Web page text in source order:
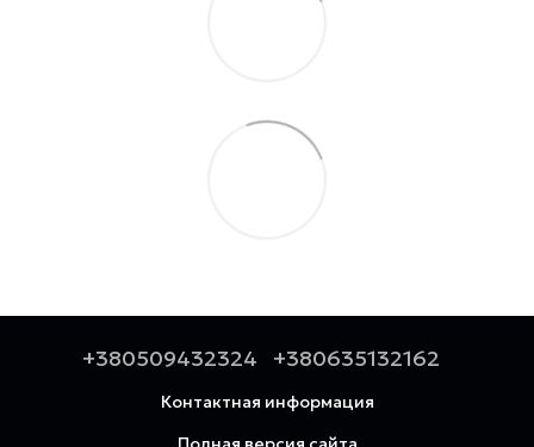
+380509432324 +380635132162
Контактная информация